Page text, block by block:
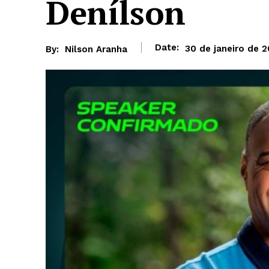
Denílson
By: Nilson Aranha Date: 30 de janeiro de